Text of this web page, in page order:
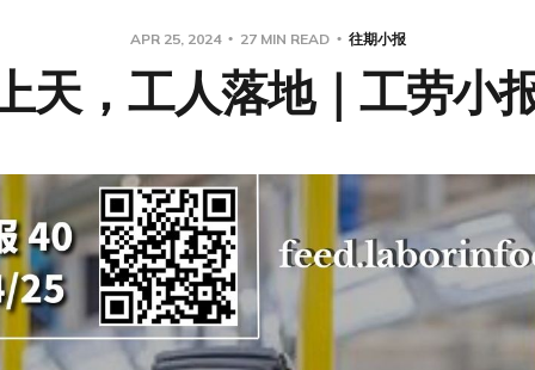
APR 25, 2024 27 MIN READ 往期小报
天，工人落地｜工劳小